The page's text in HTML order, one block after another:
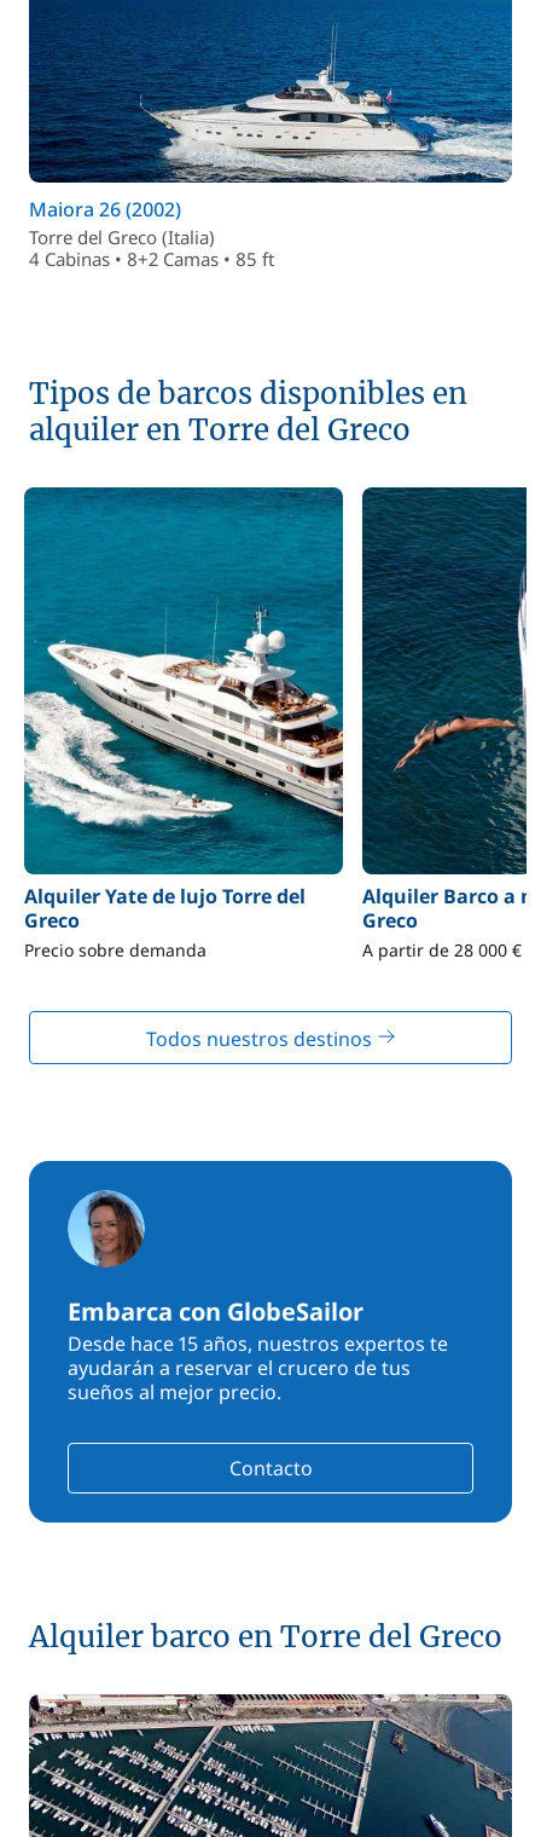
Maiora 26 (2002)
Torre del Greco (Italia)
4 Cabinas • 8+2 Camas • 85 ft
Tipos de barcos disponibles en
alquiler en Torre del Greco
Alquiler Yate de lujo Torre del
Greco
Precio sobre demanda
Alquiler Barco a
Greco
A partir de 28 000 €
Todos nuestros destinos
Embarca con GlobeSailor
Desde hace 15 años, nuestros expertos te
ayudarán a reservar el crucero de tus
sueños al mejor precio.
Contacto
Alquiler barco en Torre del Greco